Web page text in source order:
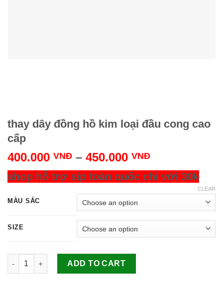
thay dây đồng hồ kim loại đầu cong cao
cấp
400.000 VNĐ – 450.000 VNĐ
shop hỗ trợ sip toàn quốc chỉ với 30k
MÀU SẮC
SIZE
CLEAR
thay dây đồng hồ kim loại đầu cong cao cấp quantity
ADD TO CART